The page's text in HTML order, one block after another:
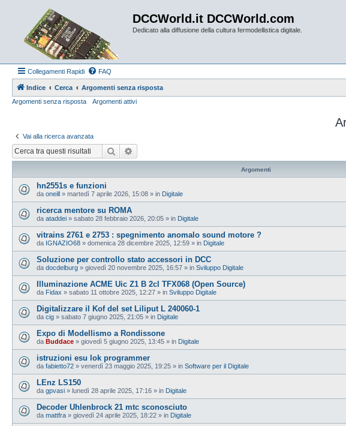
DCCWorld.it DCCWorld.com
Dedicato alla diffusione della cultura fermodellistica digitale.
Collegamenti Rapidi FAQ
Indice Cerca
Argomenti senza risposta
Argomenti senza risposta
Argomenti attivi
Vai alla ricerca avanzata
Cerca
Argomenti
hn2551s e funzioni
da oneill » martedì 7 aprile 2026, 15:08 » in Digitale
ricerca mentore su ROMA
da ataddei » sabato 28 febbraio 2026, 20:05 » in Digitale
vitrains 2761 e 2753 : spegnimento anomalo sound motore ?
da IGNAZIO68 » domenica 28 dicembre 2025, 12:59 » in Digitale
Soluzione per controllo stato accessori in DCC
da docdelburg » giovedì 20 novembre 2025, 16:57 » in Sviluppo Digitale
Illuminazione ACME Uic Z1 B 2cl TFX068 (Open Source)
da Fidax » sabato 11 ottobre 2025, 12:27 » in Sviluppo Digitale
Digitalizzare il Kof del set Liliput L 240060-1
da cig » sabato 7 giugno 2025, 21:05 » in Digitale
Expo di Modellismo a Rondissone
da Buddace » giovedì 5 giugno 2025, 13:45 » in Digitale
istruzioni esu lok programmer
da fabietto72 » venerdì 23 maggio 2025, 19:25 » in Software per il Digitale
LEnz LS150
da gpvasi » lunedì 28 aprile 2025, 17:16 » in Digitale
Decoder Uhlenbrock 21 mtc sconosciuto
da mattfra » giovedì 24 aprile 2025, 18:22 » in Digitale